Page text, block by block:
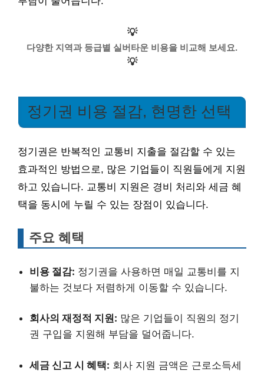
💡
다양한 지역과 등급별 실버타운 비용을 비교해 보세요.
💡
정기권 비용 절감, 현명한 선택
정기권은 반복적인 교통비 지출을 절감할 수 있는
효과적인 방법으로, 많은 기업들이 직원들에게 지원
하고 있습니다. 교통비 지원은 경비 처리와 세금 혜
택을 동시에 누릴 수 있는 장점이 있습니다.
주요 혜택
비용 절감: 정기권을 사용하면 매일 교통비를 지
불하는 것보다 저렴하게 이동할 수 있습니다.
회사의 재정적 지원: 많은 기업들이 직원의 정기
권 구입을 지원해 부담을 덜어줍니다.
세금 신고 시 혜택: 회사 지원 금액은 근로소득세